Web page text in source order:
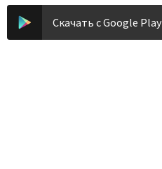
Скачать с Google Play